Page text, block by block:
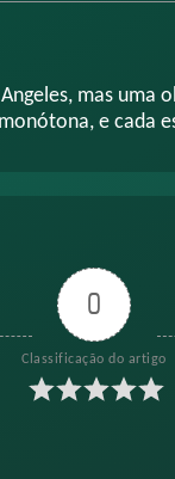
mas
e cada
0
Classificação do artigo